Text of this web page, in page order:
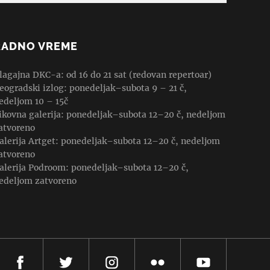
VREME
DKC-a: od 16 do 21 sat (redovan repertoar)
izlog: ponedeljak–subota 9 – 21 č,
10 – 15č
galerija: ponedeljak–subota 12–20 č, nedeljom
Artget: ponedeljak–subota 12–20 č, nedeljom
Podroom: ponedeljak–subota 12–20 č,
zatvoreno